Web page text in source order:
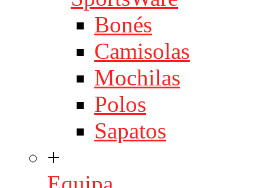
Bonés
Camisolas
Mochilas
Polos
Sapatos
+